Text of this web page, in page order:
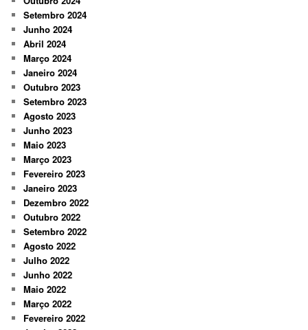
Setembro 2024
Junho 2024
Abril 2024
Março 2024
Janeiro 2024
Outubro 2023
Setembro 2023
Agosto 2023
Junho 2023
Maio 2023
Março 2023
Fevereiro 2023
Janeiro 2023
Dezembro 2022
Outubro 2022
Setembro 2022
Agosto 2022
Julho 2022
Junho 2022
Maio 2022
Março 2022
Fevereiro 2022